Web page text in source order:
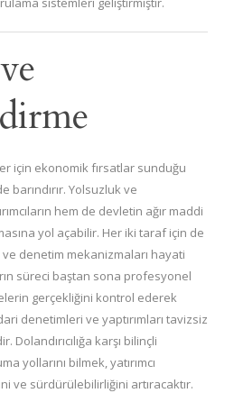
için ekonomik fırsatlar sunduğu
Yolsuzluk ve
hem de devletin ağır maddi
yol açabilir. Her iki taraf için de
denetim mekanizmaları hayati
süreci baştan sona profesyonel
gerçekliğini kontrol ederek
denetimleri ve yaptırımları tavizsiz
karşı bilinçli
yollarını bilmek, yatırımcı
ve sürdürülebilirliğini artıracaktır.